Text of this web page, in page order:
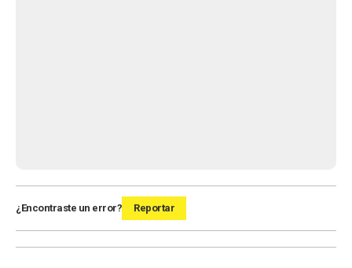
¿Encontraste un error? Reportar